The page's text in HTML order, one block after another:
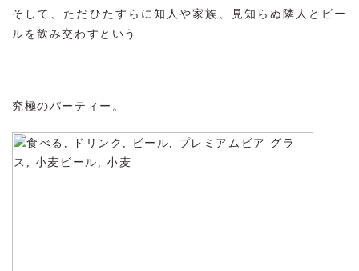
そして、ただひたすらに知人や家族、見知らぬ隣人とビー
ルを飲み交わすという
究極のパーティー。